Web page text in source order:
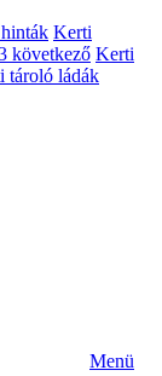
Kerti
következő Kerti
tároló ládák
Menü